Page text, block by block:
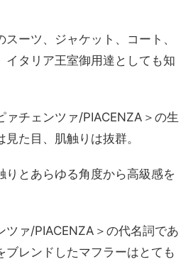
ーツ、ジャケット、コート、
イタリア王室御用達としても知
ァチェンツァ/PIACENZA＞の生
た目、肌触りは抜群。
りとあらゆる角度から高級感を
ツァ/PIACENZA＞の代名詞であ
ブレンドしたマフラーはとても